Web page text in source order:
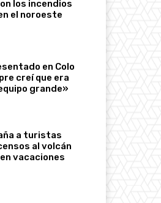
los incendios
el noroeste
en Colo
creí que era
grande»
a turistas
al volcán
vacaciones